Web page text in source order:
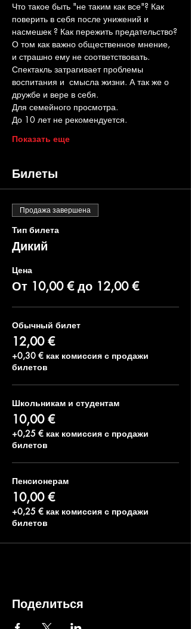
Что такое быть "не таким как все"? Как
поверить в себя после унижений и
насмешек ? Как пережить предательство?
О том как важно общественное мнение,
и страшно ему не соответствовать.
Спектакль затрагивает проблемы
воспитания и  смысла жизни. А так же о
дружбе и вере в себя.
Для семейного просмотра.
До 10 лет не рекомендуется.
Показать еще
Билеты
Продажа завершена
Тип билета
Дикий
Цена
От 10,00 € до 12,00 €
Обычный билет
12,00 €
+0,30 € как комиссия с продажи
билетов
Школьникам и студентам
10,00 €
+0,25 € как комиссия с продажи
билетов
Пенсионерам
10,00 €
+0,25 € как комиссия с продажи
билетов
Поделиться